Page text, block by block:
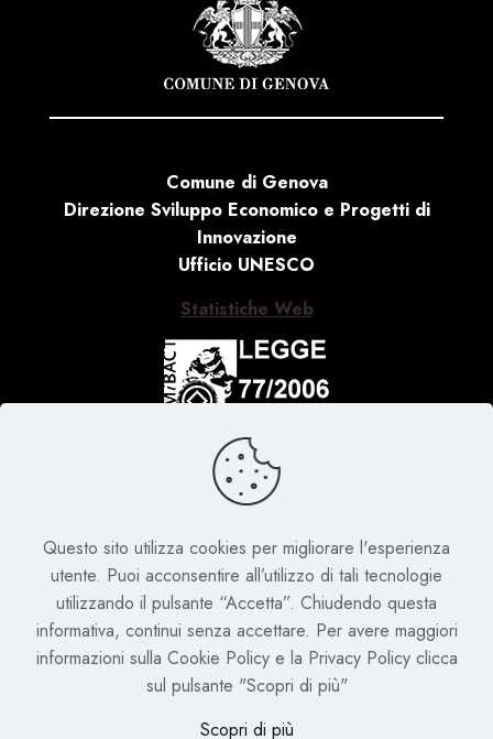
Comune di Genova
Direzione Sviluppo Economico e Progetti di
Innovazione
Ufficio UNESCO
Statistiche Web
Attività realizzata con il contributo del Ministero della
Cultura, Legge 20 febbraio 2006, n. 77 "Misure
speciali di tutela e fruizione dei siti italiani di
inseriti nella "Lista del patrimonio mondiale", posti
sotto la tutela dell'UNESCO"
Maps Group & Condiviso
Questo sito utilizza cookies per migliorare l'esperienza
utente. Puoi acconsentire all’utilizzo di tali tecnologie
utilizzando il pulsante “Accetta”. Chiudendo questa
informativa, continui senza accettare. Per avere maggiori
informazioni sulla Cookie Policy e la Privacy Policy clicca
sul pulsante "Scopri di più"
Scopri di più